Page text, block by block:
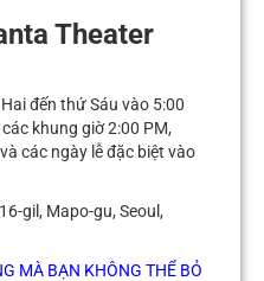
Theater
đến thứ Sáu vào 5:00
khung giờ 2:00 PM,
các ngày lễ đặc biệt vào
gil, Mapo-gu, Seoul,
MÀ BẠN KHÔNG THỂ BỎ